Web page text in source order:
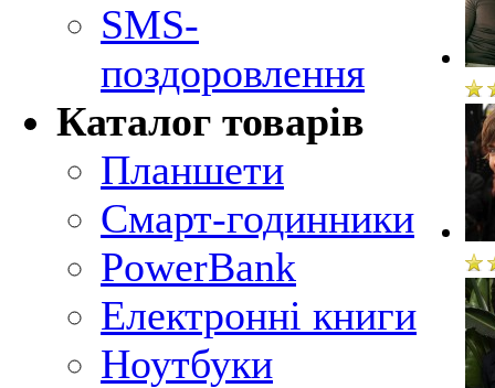
SMS-
поздоровлення
Каталог товарів
Планшети
Смарт-годинники
PowerBank
Електронні книги
Ноутбуки